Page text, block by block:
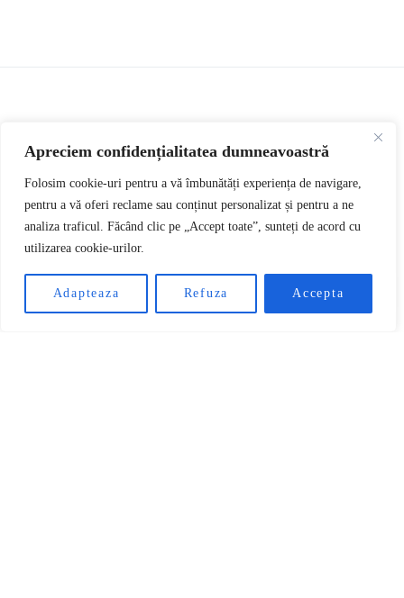
Apreciem confidențialitatea dumneavoastră
Folosim cookie-uri pentru a vă îmbunătăți experiența de navigare,
pentru a vă oferi reclame sau conținut personalizat și pentru a ne
analiza traficul. Făcând clic pe „Accept toate”, sunteți de acord cu
utilizarea cookie-urilor.
Adapteaza Refuza Accepta
Ce rol joacă un CEX
în ecosistemul cripto?
951 views 32 minute read
RO